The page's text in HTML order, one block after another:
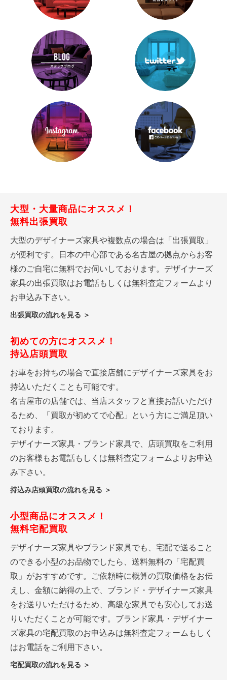
大型・大量商品にオススメ！
無料出張買取
大型のデザイナーズ家具や複数点の場合は「出張買取」
が便利です。日本の中心部である名古屋の拠点からお客
様のご自宅に無料でお伺いしております。デザイナーズ
家具の出張買取はお電話もしくは無料査定フォームより
お申込み下さい。
出張買取の流れを見る ＞
初めての方にオススメ！
持込店頭買取
お車をお持ちの場合で直接店舗にデザイナーズ家具をお
持込いただくことも可能です。
名古屋市の店舗では、当店スタッフと直接お話いただけ
るため、「買取が初めてで心配」という方にご満足頂い
ております。
デザイナーズ家具・ブランド家具で、店頭買取をご利用
のお客様もお電話もしくは無料査定フォームよりお申込
み下さい。
持込み店頭買取の流れを見る ＞
小型商品にオススメ！
無料宅配買取
デザイナーズ家具やブランド家具でも、宅配で送ること
のできる小型のお品物でしたら、送料無料の「宅配買
取」がおすすめです。ご依頼時に概算の買取価格をお伝
えし、金額に納得の上で、ブランド・デザイナーズ家具
をお送りいただけるため、高級な家具でも安心してお送
りいただくことが可能です。ブランド家具・デザイナー
ズ家具の宅配買取のお申込みは無料査定フォームもしく
はお電話をご利用下さい。
宅配買取の流れを見る ＞